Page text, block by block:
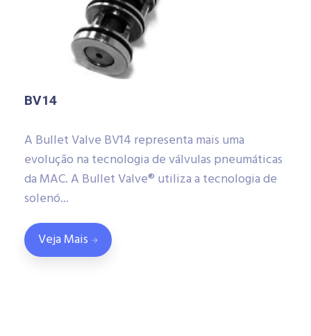
BV14
A Bullet Valve BV14 representa mais uma
evolução na tecnologia de válvulas pneumáticas
da MAC. A Bullet Valve® utiliza a tecnologia de
solenó...
Veja Mais